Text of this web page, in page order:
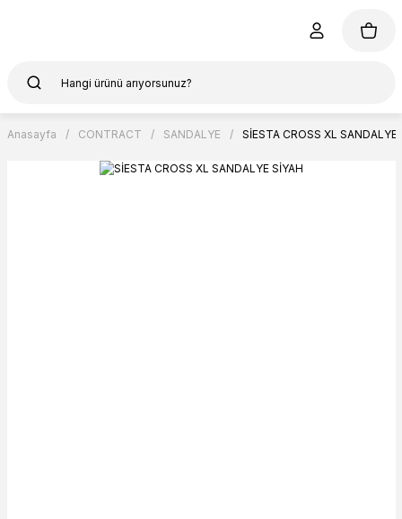
Anasayfa CONTRACT SANDALYE SİESTA CROSS XL SANDALYE